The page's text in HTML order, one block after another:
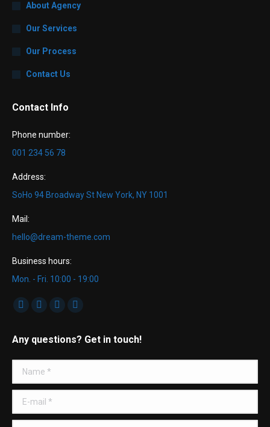
About Agency
Our Services
Our Process
Contact Us
Contact Info
Phone number:
001 234 56 78
Address:
SoHo 94 Broadway St New York, NY 1001
Mail:
hello@dream-theme.com
Business hours:
Mon. - Fri. 10:00 - 19:00
Find us on:
Facebook
opens
in
new
window
Twitter
opens
in
new
window
Dribbble
opens
in
window
YouTube
opens
in
window
Any questions? Get in touch!
Name *
E-mail *